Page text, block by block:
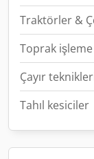
Traktörler &
Toprak
Çayır
Tahıl kesiciler